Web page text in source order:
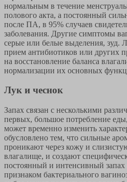
нормальным в течение
полового акта, а постоянный
после ПА, в 95% случаев
заболевания. Другие симптомы
серые или белые выделения, зуд.
прием антибиотиков или других
на восстановление баланса
нормализации их основных
Лук и чеснок
Запах связан с несколькими
первых, большое потребление
может временно изменить
обусловлено тем, что сильные
проникают через кожу и
влагалище, и создают
постоянный и интенсивный
признаком бактериального